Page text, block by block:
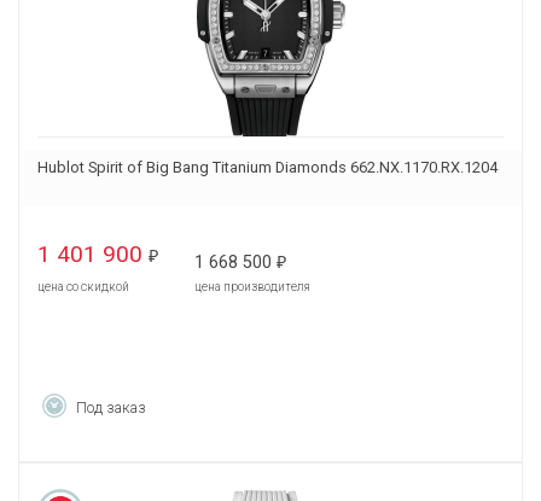
Hublot Spirit of Big Bang Titanium Diamonds 662.NX.1170.RX.1204
1 401 900 ₽
цена со скидкой
1 668 500 ₽
цена производителя
Под заказ